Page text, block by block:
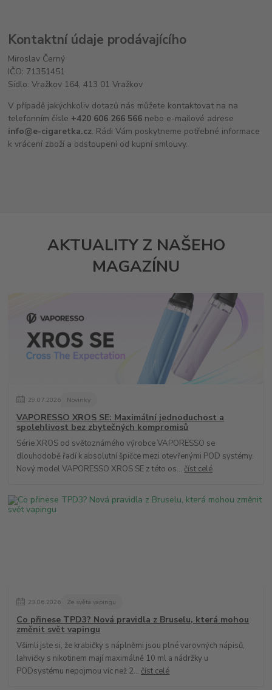
Kontaktní údaje prodávajícího
Miroslav Černý
IČO: 71351451
Sídlo: Vražkov 164, 413 01 Vražkov
V případě jakýchkoliv dotazů nás můžete kontaktovat na na
telefonním čísle +420 606 266 566 nebo e-mailové adrese
info@e-cigaretka.cz. Rádi Vám poskytneme potřebné informace
k vrácení zboží a odstoupení od kupní smlouvy.
AKTUALITY Z NAŠEHO
MAGAZÍNU
29.07.2026 Novinky
VAPORESSO XROS SE: Maximální jednoduchost a
spolehlivost bez zbytečných kompromisů
Série XROS od světoznámého výrobce VAPORESSO se
dlouhodobě řadí k absolutní špičce mezi otevřenými POD systémy.
Nový model VAPORESSO XROS SE z této os... číst celé
23.06.2026 Ze světa vapingu
Co přinese TPD3? Nová pravidla z Bruselu, která mohou
změnit svět vapingu
Všimli jste si, že krabičky s náplněmi jsou plné varovných nápisů,
lahvičky s nikotinem mají maximálně 10 ml a nádržky u
PODsystému nepojmou víc než 2... číst celé